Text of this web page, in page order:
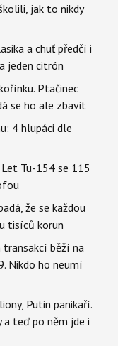
jak to nikdy
a chuť předčí i
jeden citrón
Ptačinec
se ho ale zbavit
4 hlupáci dle
Tu-154 se 115
že se každou
tisíců korun
transakcí běží na
Nikdo ho neumí
Putin panikaří.
a teď po něm jde i